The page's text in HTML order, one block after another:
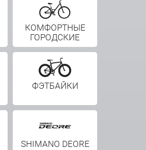
КОМФОРТНЫЕ
ГОРОДСКИЕ
ФЭТБАЙКИ
SHIMANO DEORE